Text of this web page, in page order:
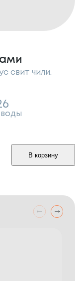
свит чили.
В корзину